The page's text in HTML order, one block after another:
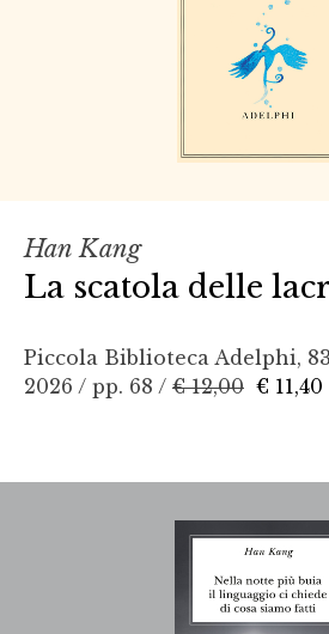
Han Kang
La scatola delle
Piccola Biblioteca Adelphi,
2026 / pp. 68 / € 12,00 € 11,40